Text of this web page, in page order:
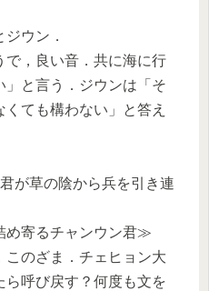
ウン．
で，良い音．共に海に行
」と言う．ジウンは「そ
ても構わない」と答え
が草の陰から兵を引き連
め寄るチャンウン君≫
このざま．チェヒョン大
呼び戻す？何度も文を